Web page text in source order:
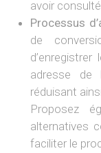
avoir
Processus
de
adresse de
réduisant
Proposez
alternatives
faciliter le